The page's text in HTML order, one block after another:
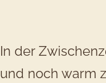
In der
und noch warm